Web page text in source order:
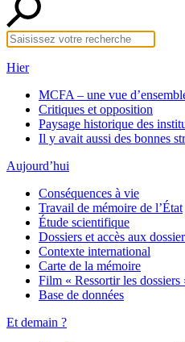
Hier
MCFA – une vue
Critiques et opposition
Paysage historique des
Il y avait aussi des bonnes
Aujourd’hui
Conséquences à vie
Travail de mémoire de l’État
Étude scientifique
Dossiers et accès aux
Contexte international
Carte de la mémoire
Film « Ressortir les dossiers
Base de données
Et demain ?